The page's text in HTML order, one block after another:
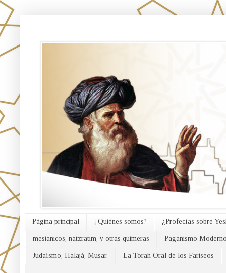
Página principal ¿Quiénes somos? ¿Profecías sobre
mesianicos, natzratim, y otras quimeras Paganismo
Judaísmo, Halajá, Musar. La Torah Oral de los Fariseos